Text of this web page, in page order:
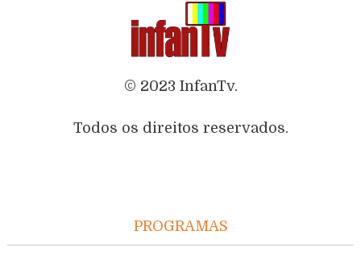
© 2023 InfanTv.
Todos os direitos reservados.
PROGRAMAS